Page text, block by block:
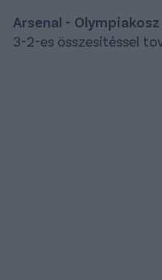
Arsenal -
3-2-es összesítéssel